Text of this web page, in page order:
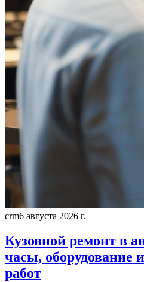
crm6 августа 2026 г.
Кузовной ремонт в
часы, оборудование
работ